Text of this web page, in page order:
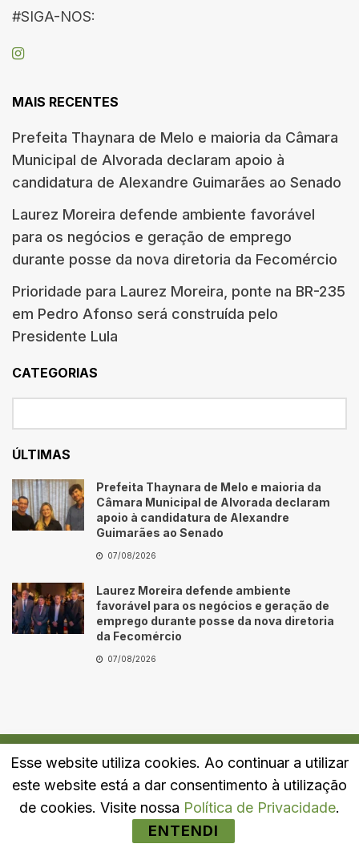
#SIGA-NOS:
MAIS RECENTES
Prefeita Thaynara de Melo e maioria da Câmara
Municipal de Alvorada declaram apoio à
candidatura de Alexandre Guimarães ao Senado
Laurez Moreira defende ambiente favorável
para os negócios e geração de emprego
durante posse da nova diretoria da Fecomércio
Prioridade para Laurez Moreira, ponte na BR-235
em Pedro Afonso será construída pelo
Presidente Lula
CATEGORIAS
ÚLTIMAS
Prefeita Thaynara de Melo e maioria da
Câmara Municipal de Alvorada declaram
apoio à candidatura de Alexandre
Guimarães ao Senado
07/08/2026
Laurez Moreira defende ambiente
favorável para os negócios e geração de
emprego durante posse da nova diretoria
da Fecomércio
07/08/2026
Quem Somos Fale Conosco Política de Privacidade
Esse website utiliza cookies. Ao continuar a utilizar
este website está a dar consentimento à utilização
de cookies. Visite nossa Política de Privacidade.
ENTENDI